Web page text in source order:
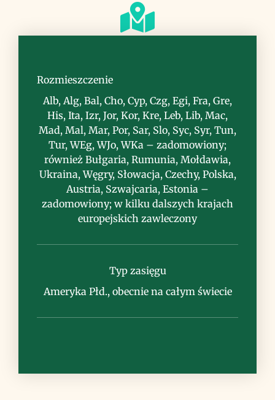
Uwagi
Rozmieszczenie
Alb, Alg, Bal, Cho, Cyp, Czg, Egi, Fra, Gre,
His, Ita, Izr, Jor, Kor, Kre, Leb, Lib, Mac,
Mad, Mal, Mar, Por, Sar, Slo, Syc, Syr, Tun,
Tur, WEg, WJo, WKa – zadomowiony;
również Bułgaria, Rumunia, Mołdawia,
Ukraina, Węgry, Słowacja, Czechy, Polska,
Austria, Szwajcaria, Estonia –
zadomowiony; w kilku dalszych krajach
europejskich zawleczony
Typ zasięgu
Ameryka Płd., obecnie na całym świecie